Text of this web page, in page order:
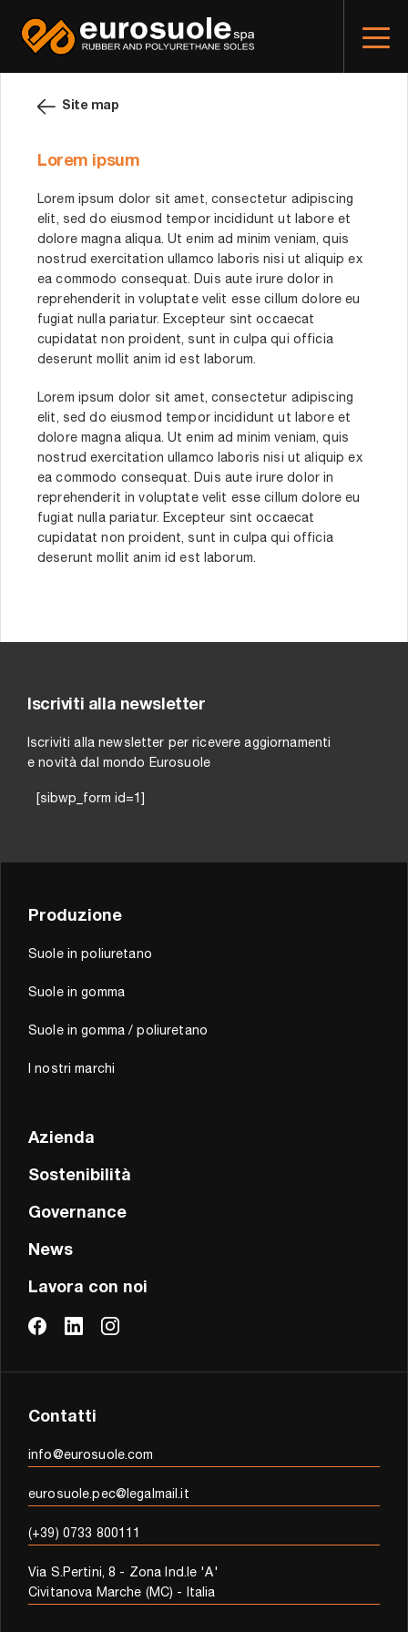
Site map
Lorem ipsum
Lorem ipsum dolor sit amet, consectetur adipiscing
elit, sed do eiusmod tempor incididunt ut labore et
dolore magna aliqua. Ut enim ad minim veniam, quis
nostrud exercitation ullamco laboris nisi ut aliquip ex
ea commodo consequat. Duis aute irure dolor in
reprehenderit in voluptate velit esse cillum dolore eu
fugiat nulla pariatur. Excepteur sint occaecat
cupidatat non proident, sunt in culpa qui officia
deserunt mollit anim id est laborum.
Lorem ipsum dolor sit amet, consectetur adipiscing
elit, sed do eiusmod tempor incididunt ut labore et
dolore magna aliqua. Ut enim ad minim veniam, quis
nostrud exercitation ullamco laboris nisi ut aliquip ex
ea commodo consequat. Duis aute irure dolor in
reprehenderit in voluptate velit esse cillum dolore eu
fugiat nulla pariatur. Excepteur sint occaecat
cupidatat non proident, sunt in culpa qui officia
deserunt mollit anim id est laborum.
Iscriviti alla newsletter
Iscriviti alla newsletter per ricevere aggiornamenti
e novità dal mondo Eurosuole
[sibwp_form id=1]
Produzione
Suole in poliuretano
Suole in gomma
Suole in gomma / poliuretano
I nostri marchi
Azienda
Sostenibilità
Governance
News
Lavora con noi
Contatti
info@eurosuole.com
eurosuole.pec@legalmail.it
(+39) 0733 800111
Via S.Pertini, 8 - Zona Ind.le 'A'
Civitanova Marche (MC) - Italia